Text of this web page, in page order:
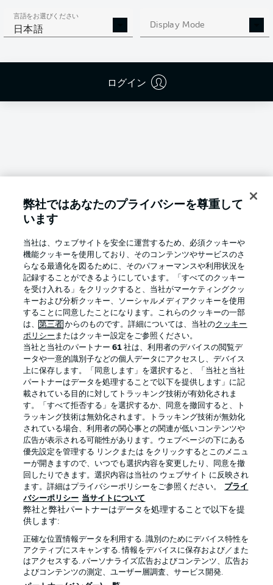
言語をお選びください
日本語 Display Mode
ログイン
Football as it's meant to be
BUNDESLIGA APP
Official Partners
プライバシー・ポリシー 優先設定を管理する
弊社ではあなたのプライバシーを尊重して
います
当社は、ウェブサイトを安全に運営するため、必須クッキーや
機能クッキーを使用しており、そのコンテンツやサービスのさ
らなる最適化を図るために、そのパフォーマンスや利用状況を
記録することができるようにしています。「すべてのクッキー
を受け入れる」をクリックすると、当社がマーケティングクッ
キーおよび分析クッキー、ソーシャルメディアクッキーを使用
することに同意したことになります。これらのクッキーの一部
は、第三者 からのものです。詳細については、当社のクッキー
ポリシー またはクッキー設定をご参照ください。
当社と当社のパートナー61 社は、利用者のデバイスの閲覧デ
ータや一意的識別子などの個人データにアクセスし、デバイス
上に保存します。「同意します」を選択すると、「当社と当社
パートナーはデータを処理することで以下を提供します」に記
載されている目的に対してトラッキング技術が有効化されま
す。「すべて拒否する」を選択するか、同意を撤回すると、ト
ラッキング技術は無効化されます。トラッキング技術が無効化
されている場合、利用者の関心事との関連が低いコンテンツや
広告が表示される可能性があります。ウェブページの下にある
優先設定を管理する リンクまたは をクリックするとこのメニュ
ーが開きますので、いつでも選択内容を変更したり、同意を撤
回したりできます。選択内容は当社の ウェブサイト に反映され
ます。詳細はプライバシーポリシーをご参照ください。
プライ
バシーポリシー 当サイトについて
弊社と弊社パートナーはデータを処理することで以下を提
供します:
正確な位置情報データを利用する. 識別のためにデバイス特性を
アクティブにスキャンする. 情報をデバイスに保存および／また
はアクセスする. パーソナライズ広告およびコンテンツ、広告お
よびコンテンツの測定、ユーザー層調査、サービス開発.